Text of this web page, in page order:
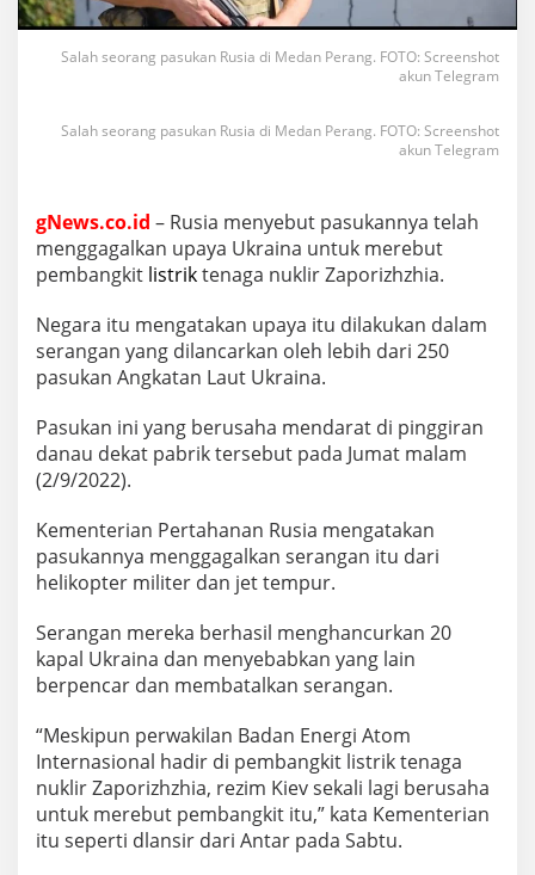
Salah seorang pasukan Rusia di Medan Perang. FOTO: Screenshot
akun Telegram
Salah seorang pasukan Rusia di Medan Perang. FOTO: Screenshot
akun Telegram
gNews.co.id – Rusia menyebut pasukannya telah
menggagalkan upaya Ukraina untuk merebut
pembangkit listriktenaga nuklir Zaporizhzhia.
Negara itu mengatakan upaya itu dilakukan dalam
serangan yang dilancarkan oleh lebih dari 250
pasukan Angkatan Laut Ukraina.
Pasukan ini yang berusaha mendarat di pinggiran
danau dekat pabrik tersebut pada Jumat malam
(2/9/2022).
Kementerian Pertahanan Rusia mengatakan
pasukannya menggagalkan serangan itu dari
helikopter militer dan jet tempur.
Serangan mereka berhasil menghancurkan 20
kapal Ukraina dan menyebabkan yang lain
berpencar dan membatalkan serangan.
“Meskipun perwakilan Badan Energi Atom
Internasional hadir di pembangkit listrik tenaga
nuklir Zaporizhzhia, rezim Kiev sekali lagi berusaha
untuk merebut pembangkit itu,” kata Kementerian
itu seperti dlansir dari Antar pada Sabtu.